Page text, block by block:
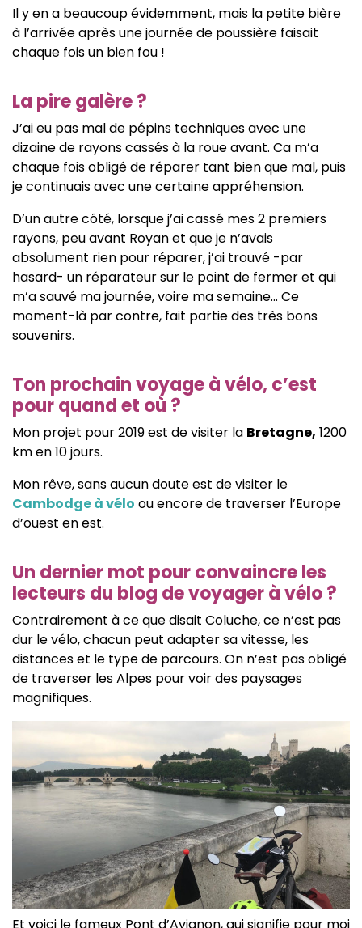
Il y en a beaucoup évidemment, mais la petite bière
à l’arrivée après une journée de poussière faisait
chaque fois un bien fou !
La pire galère ?
J’ai eu pas mal de pépins techniques avec une
dizaine de rayons cassés à la roue avant. Ca m’a
chaque fois obligé de réparer tant bien que mal, puis
je continuais avec une certaine appréhension.
D’un autre côté, lorsque j’ai cassé mes 2 premiers
rayons, peu avant Royan et que je n’avais
absolument rien pour réparer, j’ai trouvé -par
hasard- un réparateur sur le point de fermer et qui
m’a sauvé ma journée, voire ma semaine… Ce
moment-là par contre, fait partie des très bons
souvenirs.
Ton prochain voyage à vélo, c’est
pour quand et où ?
Mon projet pour 2019 est de visiter la Bretagne, 1200
km en 10 jours.
Mon rêve, sans aucun doute est de visiter le
Cambodge à vélo ou encore de traverser l’Europe
d’ouest en est.
Un dernier mot pour convaincre les
lecteurs du blog de voyager à vélo ?
Contrairement à ce que disait Coluche, ce n’est pas
dur le vélo, chacun peut adapter sa vitesse, les
distances et le type de parcours. On n’est pas obligé
de traverser les Alpes pour voir des paysages
magnifiques.